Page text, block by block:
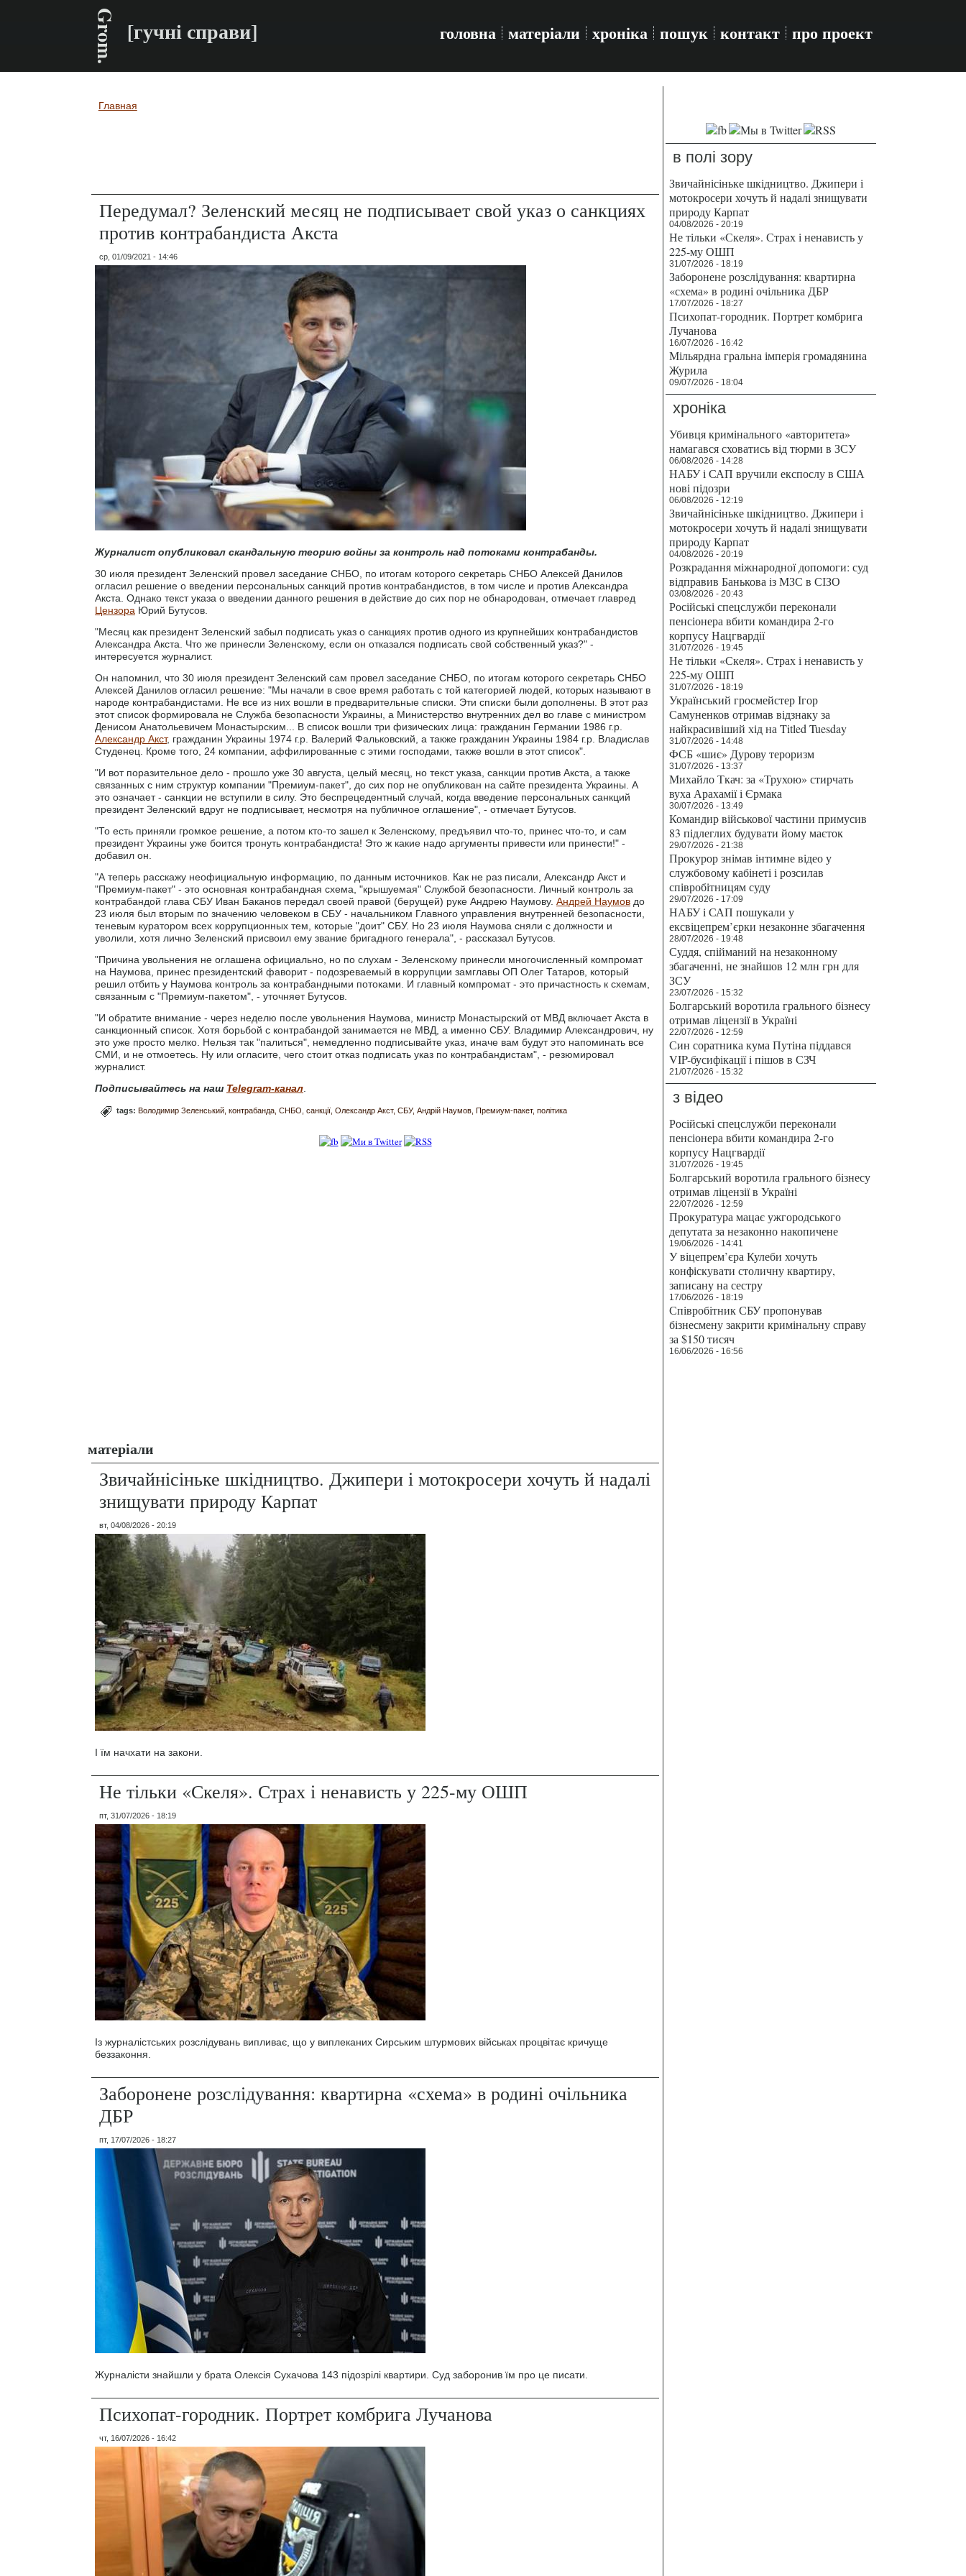
Grom. [гучні справи] головна матеріали хроніка пошук контакт про проект
Вы здесь
Главная
Передумал? Зеленский месяц не подписывает свой указ о санкциях
против контрабандиста Акста
ср, 01/09/2021 - 14:46
Журналист опубликовал скандальную теорию войны за контроль над потоками контрабанды.
30 июля президент Зеленский провел заседание СНБО, по итогам которого секретарь СНБО Алексей Данилов
огласил решение о введении персональных санкций против контрабандистов, в том числе и против Александра
Акста. Однако текст указа о введении данного решения в действие до сих пор не обнародован, отмечает главред
Цензора Юрий Бутусов.
"Месяц как президент Зеленский забыл подписать указ о санкциях против одного из крупнейших контрабандистов
Александра Акста. Что же принесли Зеленскому, если он отказался подписать свой собственный указ?" -
интересуется журналист.
Он напомнил, что 30 июля президент Зеленский сам провел заседание СНБО, по итогам которого секретарь СНБО
Алексей Данилов огласил решение: "Мы начали в свое время работать с той категорией людей, которых называют в
народе контрабандистами. Не все из них вошли в предварительные списки. Эти списки были дополнены. В этот раз
этот список формировала не Служба безопасности Украины, а Министерство внутренних дел во главе с министром
Денисом Анатольевичем Монастырским... В список вошли три физических лица: гражданин Германии 1986 г.р.
Александр Акст, гражданин Украины 1974 г.р. Валерий Фальковский, а также гражданин Украины 1984 г.р. Владислав
Студенец. Кроме того, 24 компании, аффилированные с этими господами, также вошли в этот список".
"И вот поразительное дело - прошло уже 30 августа, целый месяц, но текст указа, санкции против Акста, а также
связанных с ним структур компании "Премиум-пакет", до сих пор не опубликован на сайте президента Украины. А
это означает - санкции не вступили в силу. Это беспрецедентный случай, когда введение персональных санкций
президент Зеленский вдруг не подписывает, несмотря на публичное оглашение", - отмечает Бутусов.
"То есть приняли громкое решение, а потом кто-то зашел к Зеленскому, предъявил что-то, принес что-то, и сам
президент Украины уже боится тронуть контрабандиста! Это ж какие надо аргументы привести или принести!" -
добавил он.
"А теперь расскажу неофициальную информацию, по данным источников. Как не раз писали, Александр Акст и
"Премиум-пакет" - это основная контрабандная схема, "крышуемая" Службой безопасности. Личный контроль за
контрабандой глава СБУ Иван Баканов передал своей правой (берущей) руке Андрею Наумову. Андрей Наумов до
23 июля был вторым по значению человеком в СБУ - начальником Главного управления внутренней безопасности,
теневым куратором всех коррупционных тем, которые "доит" СБУ. Но 23 июля Наумова сняли с должности и
уволили, хотя лично Зеленский присвоил ему звание бригадного генерала", - рассказал Бутусов.
"Причина увольнения не оглашена официально, но по слухам - Зеленскому принесли многочисленный компромат
на Наумова, принес президентский фаворит - подозреваемый в коррупции замглавы ОП Олег Татаров, который
решил отбить у Наумова контроль за контрабандными потоками. И главный компромат - это причастность к схемам,
связанным с "Премиум-пакетом", - уточняет Бутусов.
"И обратите внимание - через неделю после увольнения Наумова, министр Монастырский от МВД включает Акста в
санкционный список. Хотя борьбой с контрабандой занимается не МВД, а именно СБУ. Владимир Александрович, ну
это уже просто мелко. Нельзя так "палиться", немедленно подписывайте указ, иначе вам будут это напоминать все
СМИ, и не отмоетесь. Ну или огласите, чего стоит отказ подписать указ по контрабандистам", - резюмировал
журналист.
Подписывайтесь на наш Telegram-канал
tags: Володимир Зеленський контрабанда СНБО санкції Олександр Акст СБУ Андрій Наумов Премиум-пакет політика
матеріали
Звичайнісіньке шкідництво. Джипери і мотокросери хочуть й надалі
знищувати природу Карпат
вт, 04/08/2026 - 20:19
І їм начхати на закони.
Не тільки «Скеля». Страх і ненависть у 225-му ОШП
пт, 31/07/2026 - 18:19
Із журналістських розслідувань випливає, що у виплеканих Сирським штурмових військах процвітає кричуще
беззаконня.
Заборонене розслідування: квартирна «схема» в родині очільника
ДБР
пт, 17/07/2026 - 18:27
Журналісти знайшли у брата Олексія Сухачова 143 підозрілі квартири. Суд заборонив їм про це писати.
Психопат-городник. Портрет комбрига Лучанова
чт, 16/07/2026 - 16:42
в полі зору
Звичайнісіньке шкідництво. Джипери і
мотокросери хочуть й надалі знищувати
природу Карпат
04/08/2026 - 20:19
Не тільки «Скеля». Страх і ненависть у
225-му ОШП
31/07/2026 - 18:19
Заборонене розслідування: квартирна
«схема» в родині очільника ДБР
17/07/2026 - 18:27
Психопат-городник. Портрет комбрига
Лучанова
16/07/2026 - 16:42
Мільярдна гральна імперія громадянина
Журила
09/07/2026 - 18:04
хроніка
Убивця кримінального «авторитета»
намагався сховатись від тюрми в ЗСУ
06/08/2026 - 14:28
НАБУ і САП вручили експослу в США
нові підозри
06/08/2026 - 12:19
Звичайнісіньке шкідництво. Джипери і
мотокросери хочуть й надалі знищувати
природу Карпат
04/08/2026 - 20:19
Розкрадання міжнародної допомоги: суд
відправив Банькова із МЗС в СІЗО
03/08/2026 - 20:43
Російські спецслужби переконали
пенсіонера вбити командира 2-го
корпусу Нацгвардії
31/07/2026 - 19:45
Не тільки «Скеля». Страх і ненависть у
225-му ОШП
31/07/2026 - 18:19
Український гросмейстер Ігор
Самуненков отримав відзнаку за
найкрасивіший хід на Titled Tuesday
31/07/2026 - 14:48
ФСБ «шиє» Дурову тероризм
31/07/2026 - 13:37
Михайло Ткач: за «Трухою» стирчать
вуха Арахамії і Єрмака
30/07/2026 - 13:49
Командир військової частини примусив
83 підлеглих будувати йому маєток
29/07/2026 - 21:38
Прокурор знімав інтимне відео у
службовому кабінеті і розсилав
співробітницям суду
29/07/2026 - 17:09
НАБУ і САП пошукали у
ексвіцепрем’єрки незаконне збагачення
28/07/2026 - 19:48
Суддя, спійманий на незаконному
збагаченні, не знайшов 12 млн грн для
ЗСУ
23/07/2026 - 15:32
Болгарський воротила грального бізнесу
отримав ліцензії в Україні
22/07/2026 - 12:59
Син соратника кума Путіна піддався
VIP-бусифікації і пішов в СЗЧ
21/07/2026 - 15:32
з відео
Російські спецслужби переконали
пенсіонера вбити командира 2-го
корпусу Нацгвардії
31/07/2026 - 19:45
Болгарський воротила грального бізнесу
отримав ліцензії в Україні
22/07/2026 - 12:59
Прокуратура мацає ужгородського
депутата за незаконно накопичене
19/06/2026 - 14:41
У віцепрем’єра Кулеби хочуть
конфіскувати столичну квартиру,
записану на сестру
17/06/2026 - 18:19
Співробітник СБУ пропонував
бізнесмену закрити кримінальну справу
за $150 тисяч
16/06/2026 - 16:56